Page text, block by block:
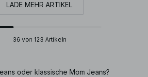
LADE MEHR ARTIKEL
36 von 123 Artikeln
oder klassische Mom Jeans?